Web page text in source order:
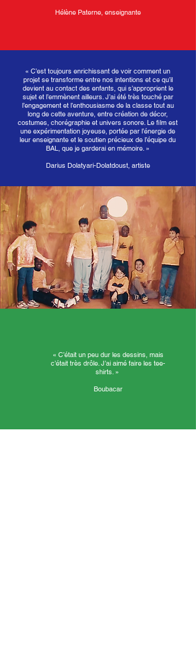
Hélène Paterne, enseignante
« C’est toujours enrichissant de voir comment un
projet se transforme entre nos intentions et ce qu’il
devient au contact des enfants, qui s’approprient le
sujet et l’emmènent ailleurs. J’ai été très touché par
l’engagement et l’enthousiasme de la classe tout au
long de cette aventure, entre création de décor,
costumes, chorégraphie et univers sonore. Le film est
une expérimentation joyeuse, portée par l’énergie de
leur enseignante et le soutien précieux de l’équipe du
BAL, que je garderai en mémoire. »
Darius Dolatyari-Dolatdoust, artiste
« C’était un peu dur les dessins, mais
c’était très drôle. J’ai aimé faire les tee-
shirts. »
Boubacar